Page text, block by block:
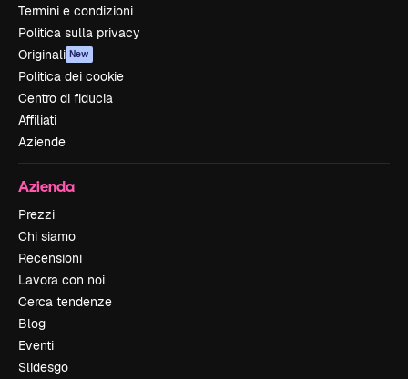
Termini e condizioni
Politica sulla privacy
Originali New
Politica dei cookie
Centro di fiducia
Affiliati
Aziende
Azienda
Prezzi
Chi siamo
Recensioni
Lavora con noi
Cerca tendenze
Blog
Eventi
Slidesgo